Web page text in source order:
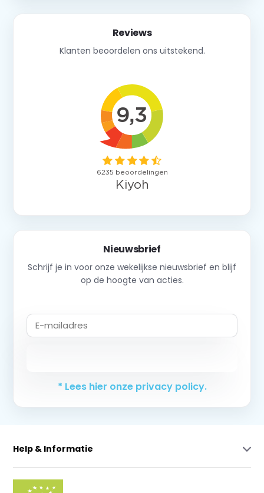
Reviews
Klanten beoordelen ons uitstekend.
Nieuwsbrief
Schrijf je in voor onze wekelijkse nieuwsbrief en blijf
op de hoogte van acties.
* Lees hier onze privacy policy.
Help & Informatie